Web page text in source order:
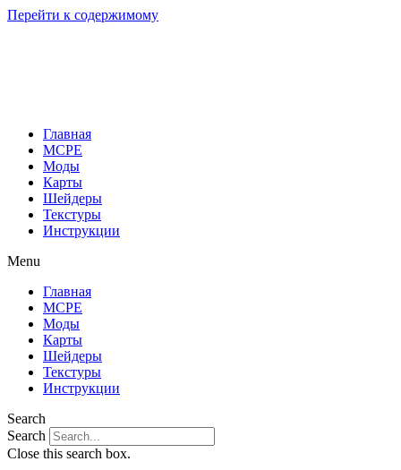
Перейти к содержимому
Главная
MCPE
Моды
Карты
Шейдеры
Текстуры
Инструкции
Menu
Главная
MCPE
Моды
Карты
Шейдеры
Текстуры
Инструкции
Search
Search
Close this search box.